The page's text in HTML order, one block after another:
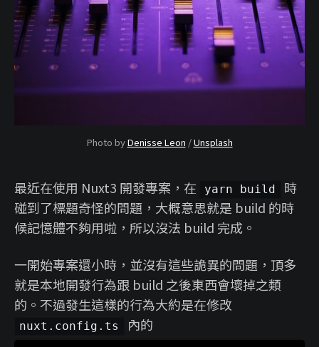
Photo byDenisse Leon /Unsplash
最近在使用 Nuxt3 開發專案，在 yarn build
時
碰到了標題奇怪的問題，大概意思就是 build 的時
候記憶體不夠用啦，所以沒法 build 完成。
一開始專案還小時，並沒有這些詭異的問題，頂多
就是本地開發行為跟 build 之後東西會壞掉之類
的。不過發生這樣的行為大約是在修改
nuxt.config.ts 內的